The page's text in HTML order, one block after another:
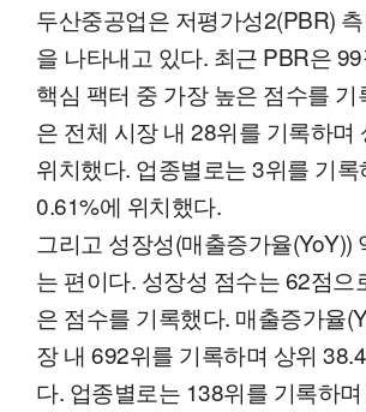
두산중공업은 저평가성2(PBR)
을 나타내고 있다. 최근 PBR은
핵심 팩터 중 가장 높은 점수를
은 전체 시장 내 28위를 기록하며
위치했다. 업종별로는 3위를 기록
0.61%에 위치했다.
그리고 성장성(매출증가율(YoY))
는 편이다. 성장성 점수는 62점으
은 점수를 기록했다. 매출증가율
장 내 692위를 기록하며 상위
다. 업종별로는 138위를 기록하